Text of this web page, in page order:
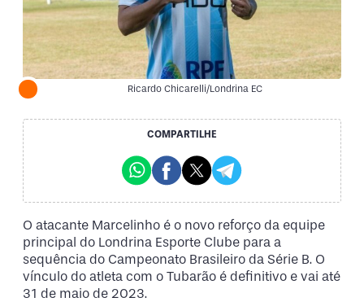
Ricardo Chicarelli/Londrina EC
COMPARTILHE
O atacante Marcelinho é o novo reforço da equipe
principal do Londrina Esporte Clube para a
sequência do Campeonato Brasileiro da Série B. O
vínculo do atleta com o Tubarão é definitivo e vai até
31 de maio de 2023.